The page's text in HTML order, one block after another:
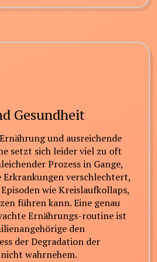
Gesundheit
und ausreichende
setzt sich leider viel zu oft
Prozess in Gange,
Erkrankungen verschlechtert,
wie Kreislaufkollaps,
führen kann. Eine genau
Ernährungs-routine ist
den
der Degradation der
wahrnehem.